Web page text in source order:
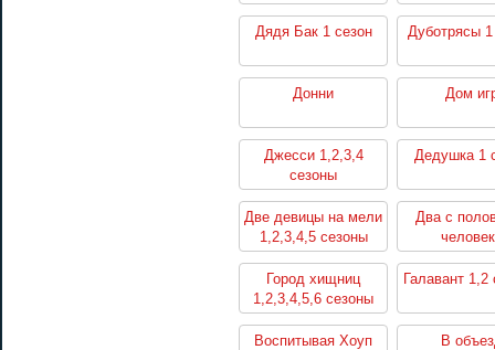
Дядя Бак 1 сезон Дуботрясы 1
Донни Дом
Джесси 1,2,3,4
сезоны
Дедушка 1
Две девицы на мели
1,2,3,4,5 сезоны
Два с
сезоны
Город хищниц
1,2,3,4,5,6 сезоны
Галавант 1,2
Воспитывая Хоуп
В